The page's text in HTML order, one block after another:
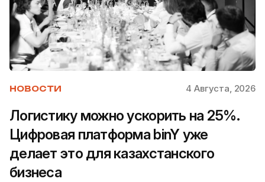
НОВОСТИ 4 Августа, 2026
Логистику можно ускорить на 25%.
Цифровая платформа binY уже
делает это для казахстанского
бизнеса